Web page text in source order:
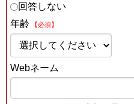
回答しない
年齢
【必須】
Webネーム